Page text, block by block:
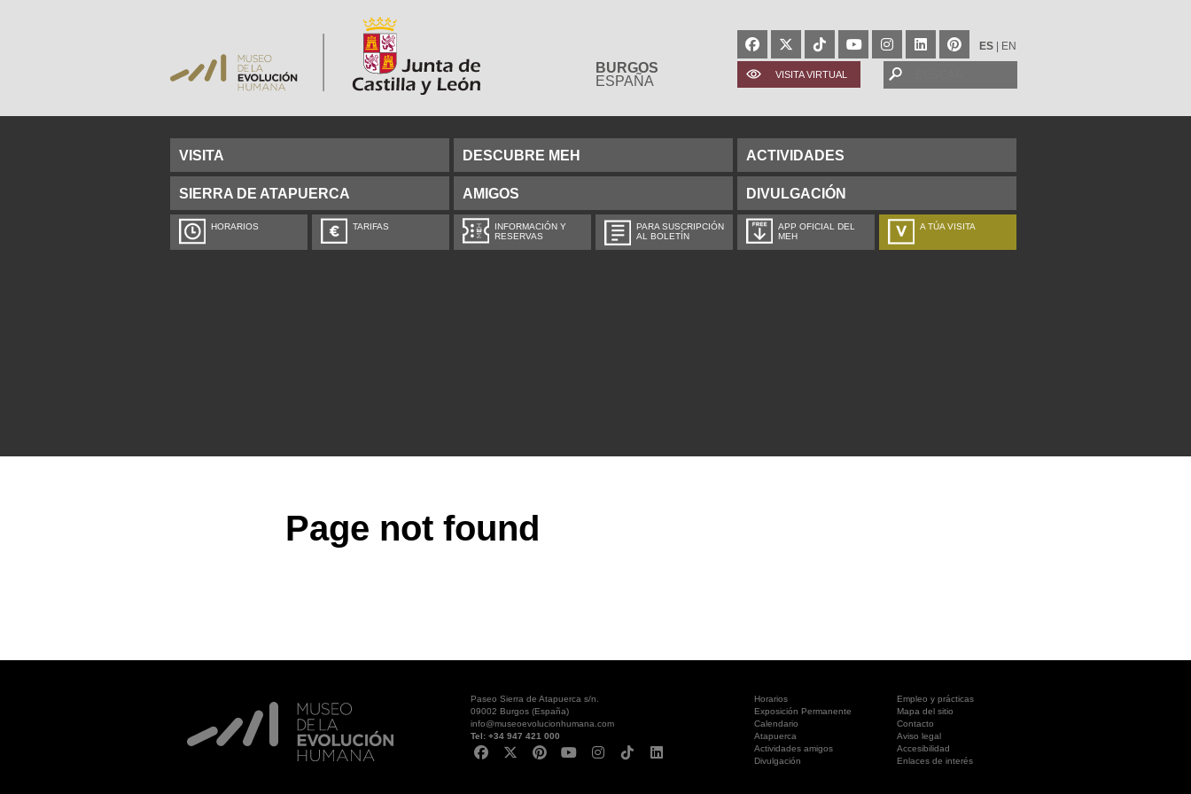
BURGOS
ESPAÑA
ES EN
VISITA VIRTUAL
VISITA DESCUBRE MEH ACTIVIDADES
SIERRA DE ATAPUERCA AMIGOS DIVULGACIÓN
HORARIOS TARIFAS
INFORMACIÓN Y
RESERVAS
PARA SUSCRIPCIÓN
AL BOLETÍN
APP OFICIAL DEL
MEH
A TÚA VISITA
Page not found
Paseo Sierra de Atapuerca s/n.
09002 Burgos (España)
info@museoevolucionhumana.com
Tel: +34 947 421 000
Horarios
Empleo y prácticas
Exposición Permanente
Mapa del sitio
Calendario
Contacto
Atapuerca
Aviso legal
Actividades amigos
Accesibilidad
Divulgación
Enlaces de interés